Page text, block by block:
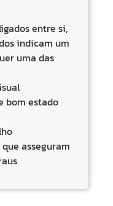
entre si,
indicam um
uma das
bom estado
asseguram